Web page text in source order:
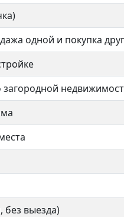
одной и покупка
без выезда)
1 комнат
39 кв.м.